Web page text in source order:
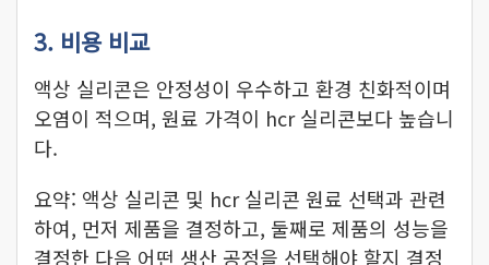
3. 비용 비교
액상 실리콘은 안정성이 우수하고 환경 친화적이며
오염이 적으며, 원료 가격이 hcr 실리콘보다 높습니
다.
요약: 액상 실리콘 및 hcr 실리콘 원료 선택과 관련
하여, 먼저 제품을 결정하고, 둘째로 제품의 성능을
결정한 다음 어떤 생산 공정을 선택해야 할지 결정